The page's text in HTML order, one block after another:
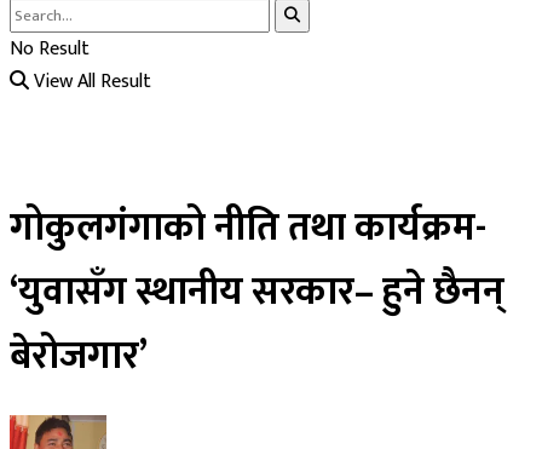
No Result
View All Result
गोकुलगंगाको नीति तथा कार्यक्रम-
‘युवासँग स्थानीय सरकार– हुने छैनन्
बेरोजगार’